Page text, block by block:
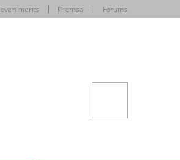
Premsa Fòrums